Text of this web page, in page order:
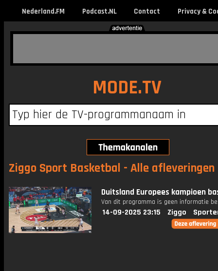
Nederland.FM Podcast.NL Contact Privacy &
MODE.TV
Ziggo Sport Basketbal - Alle afleveringen
Duitsland Europees kampioen
Van dit programma is geen informatie
14-09-2025 23:15 Ziggo